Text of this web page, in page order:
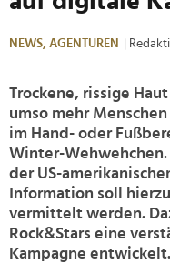
NEWS, AGENTUREN |
Trockene, rissige
umso mehr
im Hand- oder
Winter-
der US-
Information soll
vermittelt werden.
Rock&Stars eine
Kampagne entwickelt.